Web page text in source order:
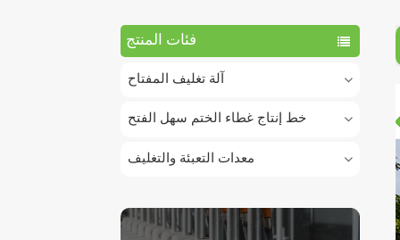
فئات المنتج
آلة تغليف المفتاح
خط إنتاج غطاء الختم سهل الفتح
معدات التعبئة والتغليف